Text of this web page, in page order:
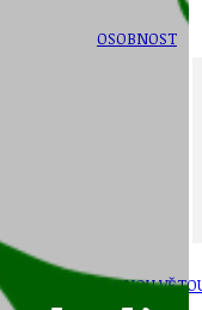
OSOBNOST
JEDNOU